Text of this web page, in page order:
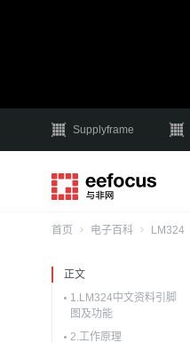
Supplyframe
首页 电子百科 LM324
正文
1.LM324中文资料引脚
图及功能
2.工作原理